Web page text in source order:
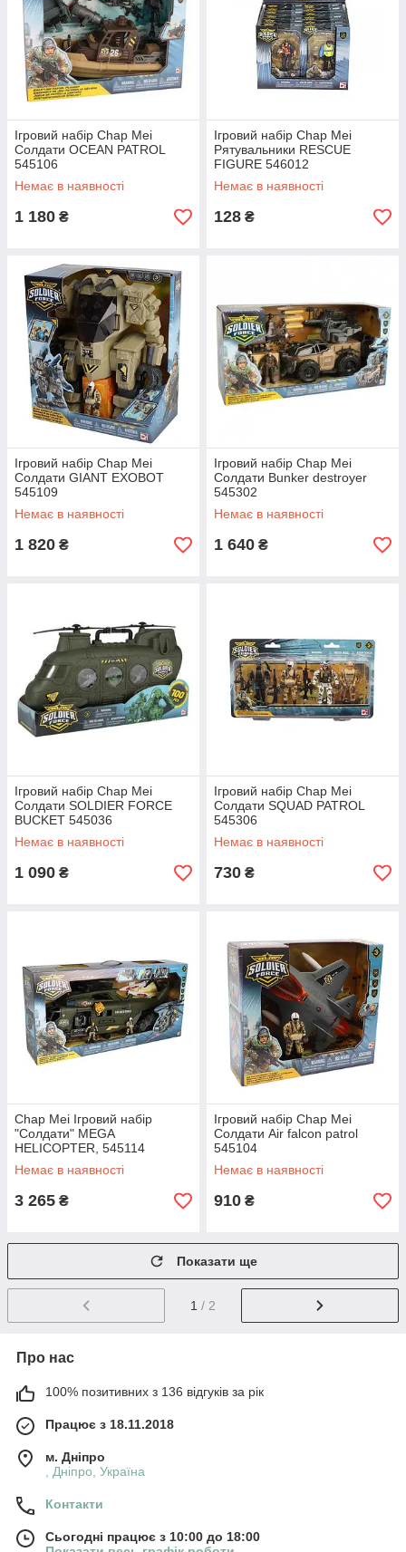
Ігровий набір Chap Mei
Солдати OCEAN PATROL
545106
Немає в наявності
1 180 ₴
Ігровий набір Chap Mei
Рятувальники RESCUE
FIGURE 546012
Немає в наявності
128 ₴
Ігровий набір Chap Mei
Солдати GIANT EXOBOT
545109
Немає в наявності
1 820 ₴
Ігровий набір Chap Mei
Солдати Bunker destroyer
545302
Немає в наявності
1 640 ₴
Ігровий набір Chap Mei
Солдати SOLDIER FORCE
BUCKET 545036
Немає в наявності
1 090 ₴
Ігровий набір Chap Mei
Солдати SQUAD PATROL
545306
Немає в наявності
730 ₴
Chap Mei Ігровий набір
"Солдати" MEGA
HELICOPTER, 545114
Немає в наявності
3 265 ₴
Ігровий набір Chap Mei
Солдати Air falcon patrol
545104
Немає в наявності
910 ₴
Показати ще
1 / 2
Про нас
100% позитивних з 136 відгуків за рік
Працює з 18.11.2018
м. Дніпро
, Дніпро, Україна
Контакти
Сьогодні працює з 10:00 до 18:00